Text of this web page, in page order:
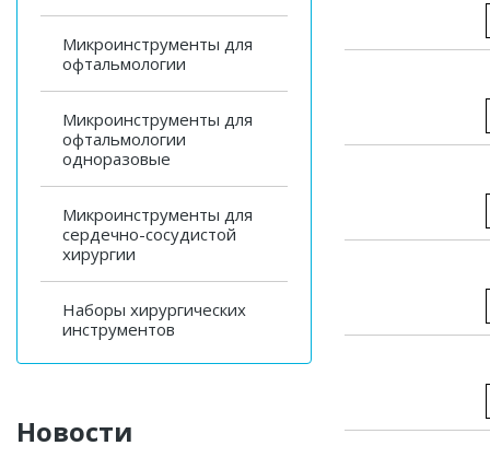
Микроинструменты для
офтальмологии
Микроинструменты для
офтальмологии
одноразовые
Микроинструменты для
сердечно-сосудистой
хирургии
Наборы хирургических
инструментов
Новости